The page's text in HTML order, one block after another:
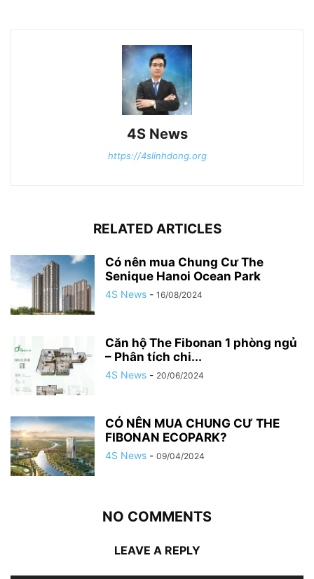
4S News
https://4slinhdong.org
RELATED ARTICLES
Có nên mua Chung Cư The
Senique Hanoi Ocean Park
4S News - 16/08/2024
Căn hộ The Fibonan 1 phòng ngủ
– Phân tích chi...
4S News - 20/06/2024
CÓ NÊN MUA CHUNG CƯ THE
FIBONAN ECOPARK?
4S News - 09/04/2024
NO COMMENTS
LEAVE A REPLY